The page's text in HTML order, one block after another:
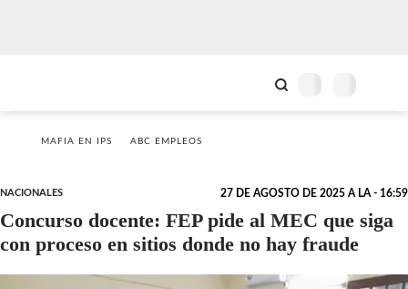
MAFIA EN IPS ABC EMPLEOS
NACIONALES 27 DE AGOSTO DE 2025 A LA - 16:59
Concurso docente: FEP pide al MEC que siga
con proceso en sitios donde no hay fraude